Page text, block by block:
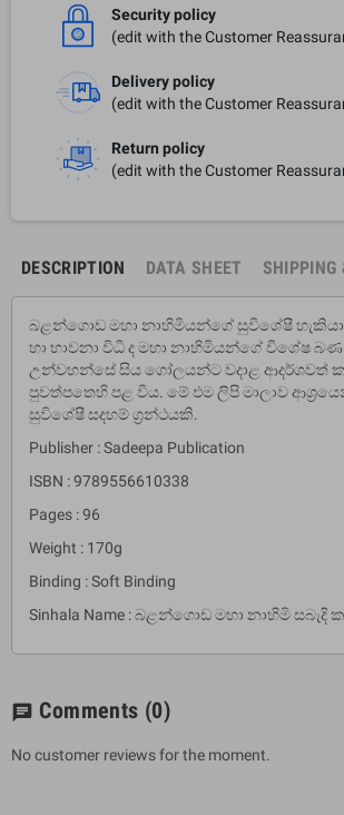
Security policy
(edit with the Customer
Delivery policy
(edit with the Customer
Return policy
(edit with the Customer
DESCRIPTION DATA SHEET SHIPPING
බළන්ගොඩ මහා නාහිමියන්ගේ සුවිශේෂී
හා භාවනා විධි ද මහා නාහිමියන්ගේ විශේෂ
උන්වහන්සේ සිය ගෝලයන්ට වදාළ ආදර්ශවත්
පුවත්පතෙහි පළ විය. මේ එම ලිපි මාලාව
සුවිශේෂී සදහම් ග‍්‍රන්ථයකි.
Publisher : Sadeepa Publication
ISBN : 9789556610338
Pages : 96
Weight : 170g
Binding : Soft Binding
Sinhala Name : බළන්ගොඩ මහා නාහිමි සබැදි
chat Comments (0)
No customer reviews for the moment.